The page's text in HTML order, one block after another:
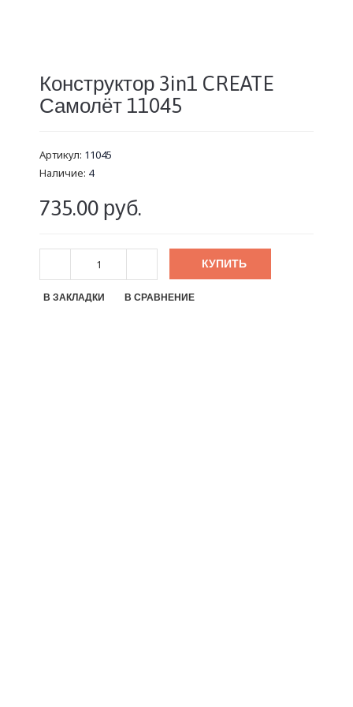
Конструктор 3in1 CREATE
Самолёт 11045
Артикул: 11045
Наличие: 4
735.00 руб.
КУПИТЬ
В ЗАКЛАДКИ В СРАВНЕНИЕ